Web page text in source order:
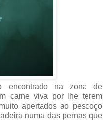
encontrado na zona de
carne viva por lhe terem
apertados ao pescoço
numa das pernas que